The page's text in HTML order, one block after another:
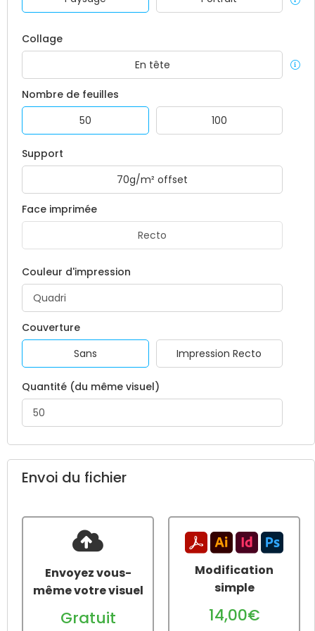
Collage
En tête
Nombre de feuilles
50
100
Support
70g/m² offset
Face imprimée
Recto
Couleur d'impression
Couverture
Sans
Impression Recto
Quantité (du même visuel)
Envoi du fichier
Envoyez vous-
même votre visuel
Gratuit
Modification
simple
14,00€